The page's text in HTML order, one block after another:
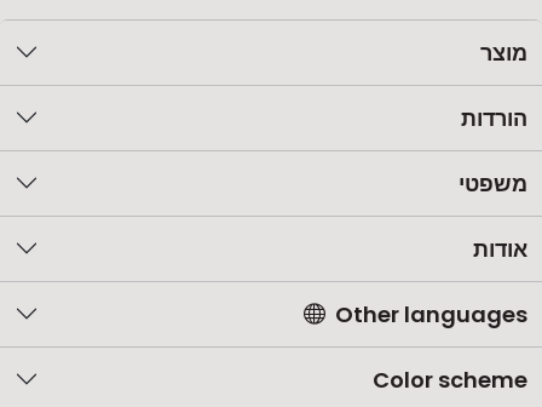
מוצר
הורדות
משפטי
אודות
Other languages
Color scheme